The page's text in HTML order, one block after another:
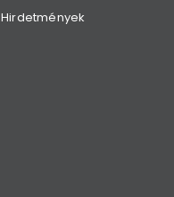
Hirdetmények